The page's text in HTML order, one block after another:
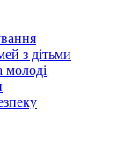
з дітьми
молоді